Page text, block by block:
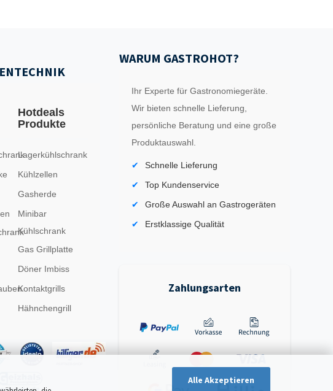
Alle Akzeptieren
Hotdeals
Produkte
Lagerkühlschrank
Kühlzellen
Gasherde
Minibar
Kühlschrank
Gas Grillplatte
Döner Imbiss
Kontaktgrills
Hähnchengrill
WARUM GASTROHOT?
Ihr Experte für Gastronomiegeräte.
Wir bieten schnelle Lieferung,
persönliche Beratung und eine große
Produktauswahl.
Schnelle Lieferung
Top Kundenservice
Große Auswahl an Gastrogeräten
Erstklassige Qualität
Zahlungsarten